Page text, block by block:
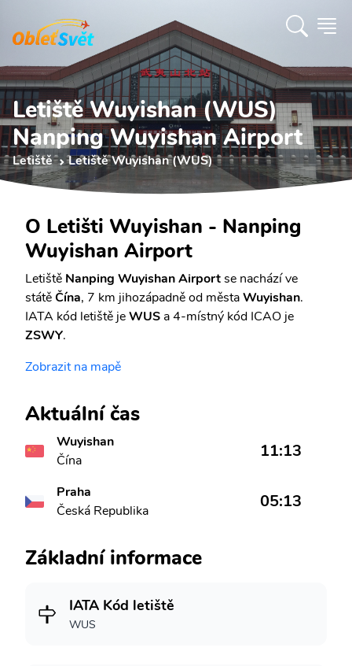
Letiště Wuyishan (WUS)
Nanping Wuyishan Airport
Letiště Letiště Wuyishan (WUS)
O Letišti Wuyishan - Nanping
Wuyishan Airport
Letiště Nanping Wuyishan Airportse nachází ve
státěČína, 7 km jihozápadně od městaWuyishan.
IATA kód letiště jeWUS a 4-místný kód ICAO je
ZSWY.
Zobrazit na mapě
Aktuální čas
Wuyishan
Čína
11:13
Praha
Česká Republika
05:13
Základní informace
IATA Kód letiště
WUS